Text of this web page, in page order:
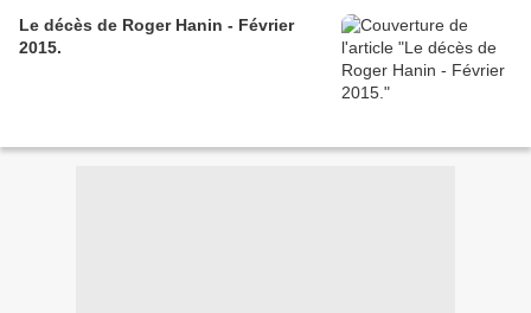
Le décès de Roger Hanin - Février
2015.